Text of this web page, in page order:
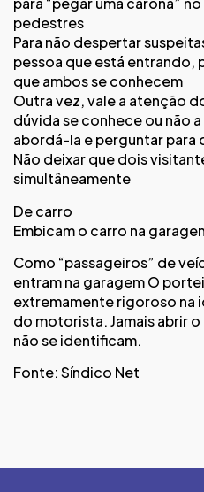
pedestres
Para não despertar
pessoa que está
que ambos se conhecem
Outra vez, vale a atenção
dúvida se conhece ou não
abordá-la e perguntar para
Não deixar que dois
simultâneamente
De carro
Embicam o carro na
Como “passageiros” de
entram na garagem O
extremamente rigoroso na
do motorista. Jamais abrir
não se identificam.
Fonte: Síndico Net